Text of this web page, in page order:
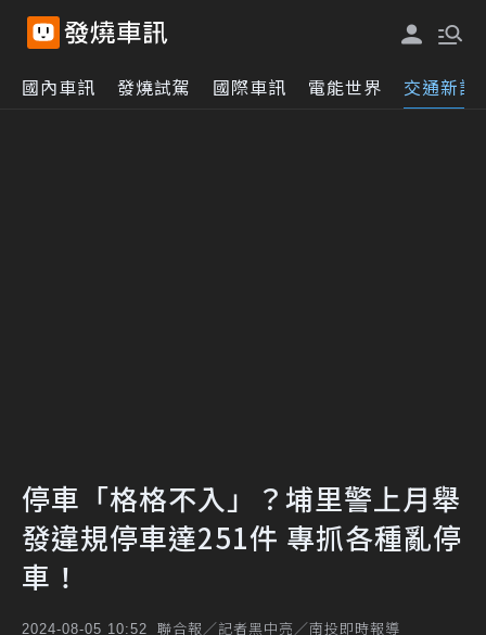
國內車訊 發燒試駕 國際車訊 電能世界 交通新訊
停車「格格不入」？埔里警上月舉
發違規停車達251件 專抓各種亂停
車！
2024-08-05 10:52 聯合報／記者黑中亮／南投即時報導